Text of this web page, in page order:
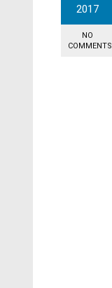
2017
NO
COMMENTS